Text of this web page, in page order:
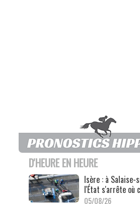
D'HEURE EN HEURE
Isère : à Salaise-
l'État s'arrête où
05/08/26